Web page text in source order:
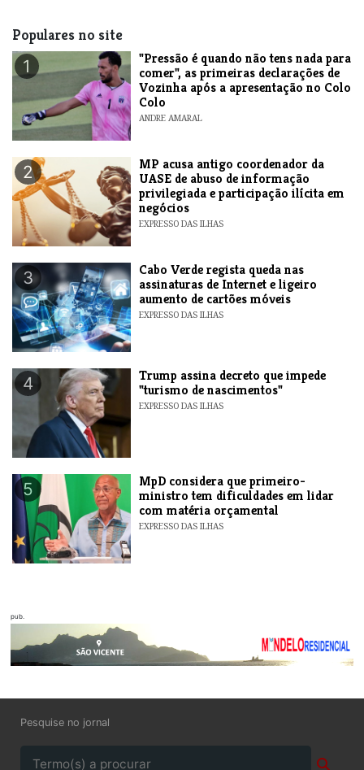
Populares no site
1
"Pressão é quando não tens nada para
comer", as primeiras declarações de
Vozinha após a apresentação no Colo
Colo
ANDRE AMARAL
2
MP acusa antigo coordenador da
UASE de abuso de informação
privilegiada e participação ilícita em
negócios
EXPRESSO DAS ILHAS
3
Cabo Verde regista queda nas
assinaturas de Internet e ligeiro
aumento de cartões móveis
EXPRESSO DAS ILHAS
4
Trump assina decreto que impede
"turismo de nascimentos"
EXPRESSO DAS ILHAS
5
MpD considera que primeiro-
ministro tem dificuldades em lidar
com matéria orçamental
EXPRESSO DAS ILHAS
pub.
Pesquise no jornal